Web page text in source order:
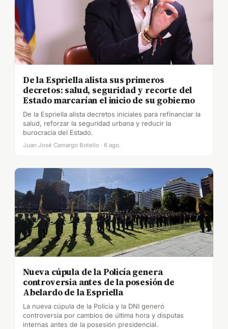
De la Espriella alista sus primeros
decretos: salud, seguridad y recorte del
Estado marcarían el inicio de su gobierno
De la Espriella alista decretos iniciales para refinanciar la
salud, reforzar la seguridad urbana y reducir la
burocracia del Estado.
Juan José Camargo Botello · 6 ago.
Nueva cúpula de la Policía genera
controversia antes de la posesión de
Abelardo de la Espriella
La nueva cúpula de la Policía y la DNI generó
controversia por cambios de última hora y disputas
internas antes de la posesión presidencial.